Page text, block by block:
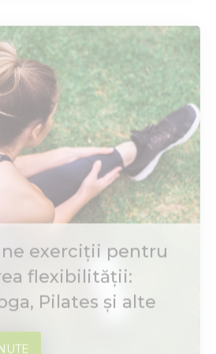
exerciții pentru
flexibilității:
Pilates și alte
esențială pentru